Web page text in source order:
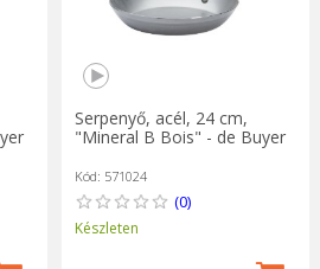
Serpenyő, acél, 24 cm,
"Mineral B Bois" - de Buyer
Kód: 571024
(0)
Készleten